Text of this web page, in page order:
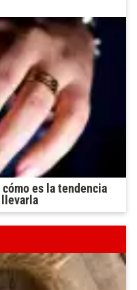
es la tendencia
llevarla